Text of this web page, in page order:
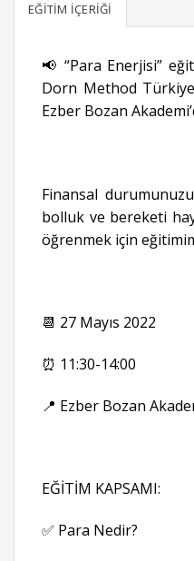
EĞITIM İÇERIĞI
📢 “Para Enerjisi”
Dorn Method
Ezber Bozan
Finansal
bolluk ve bereketi
öğrenmek için
📆 27 Mayıs 2022
⏰ 11:30-14:00
📍 Ezber Bozan
EĞİTİM KAPSAMI:
✅ Para Nedir?